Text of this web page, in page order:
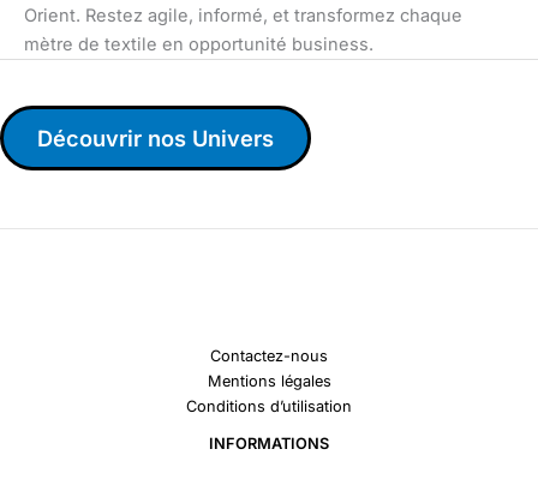
Orient. Restez agile, informé, et transformez chaque
mètre de textile en opportunité business.
Découvrir nos Univers
Contactez-nous
Mentions légales
Conditions d’utilisation
INFORMATIONS